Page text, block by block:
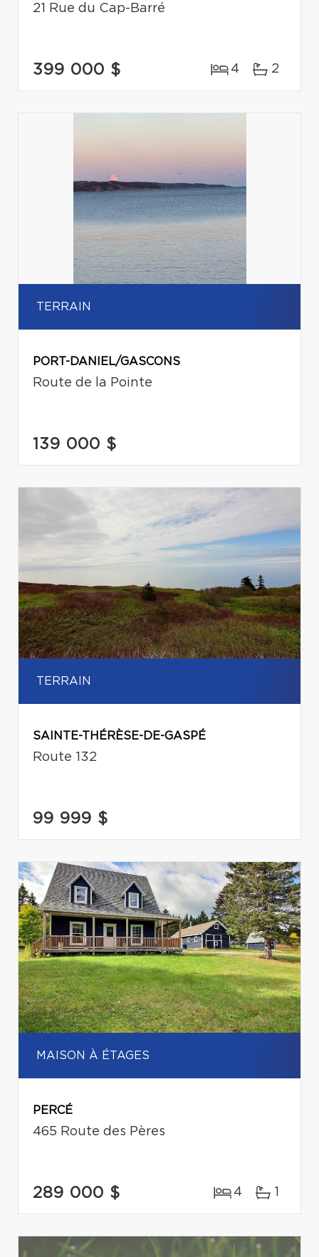
21 Rue du Cap-Barré
399 000 $ 4 2
TERRAIN
PORT-DANIEL/GASCONS
Route de la Pointe
139 000 $
TERRAIN
SAINTE-THÉRÈSE-DE-GASPÉ
Route 132
99 999 $
MAISON À ÉTAGES
PERCÉ
465 Route des Pères
289 000 $ 4 1